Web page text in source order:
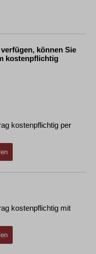
können Sie
kostenpflichtig
kostenpflichtig per
kostenpflichtig mit